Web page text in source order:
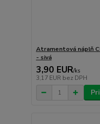
Atramentová náplň
- sivá
3,90 EUR/ks
3,17 EUR bez DPH